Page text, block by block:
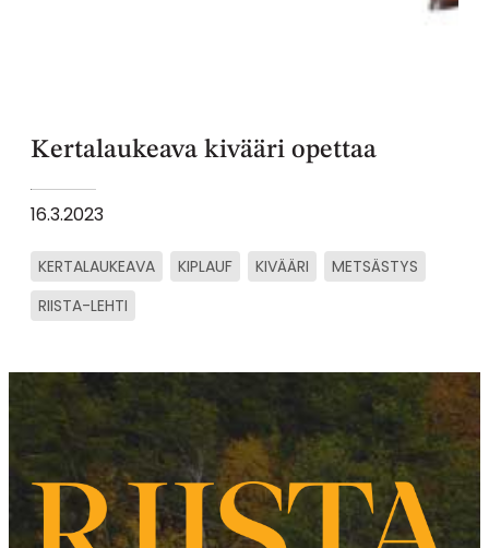
Kertalaukeava kivääri opettaa
16.3.2023
KERTALAUKEAVA KIPLAUF KIVÄÄRI
METSÄSTYS
RIISTA-LEHTI